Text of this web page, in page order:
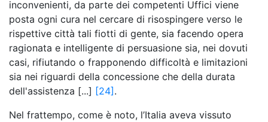
inconvenienti, da parte dei competenti Uffici viene
posta ogni cura nel cercare di risospingere verso le
rispettive città tali fiotti di gente, sia facendo opera
ragionata e intelligente di persuasione sia, nei dovuti
casi, rifiutando o frapponendo difficoltà e limitazioni
sia nei riguardi della concessione che della durata
dell'assistenza [...] [24].
Nel frattempo, come è noto, l’Italia aveva vissuto